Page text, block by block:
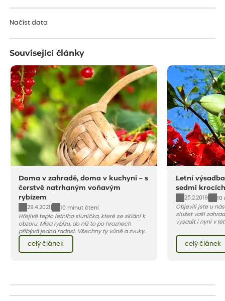
Načíst data
Související články
Doma v zahradě, doma v kuchyni – s
čerstvě natrhaným voňavým
rybízem
29.4.2021
10 minut čtení
Hřejivé teplo letního sluníčka, které se sklání k
obzoru. Mísa rybízu, do níž to po hroznech
přibývá jedna radost. Všechny ty vůně a zvuky
vnese neuvěřitelný klid a radost. A taky trochu
bezstarostnosti dětství při mlsání babiččina
celý článek
Letní
sedmi krocích
25.2.2019
10
Objevili jste u
slušet vaší
vysadit i nyní v
celý rok – nyní
vody než na jaře
celý článek